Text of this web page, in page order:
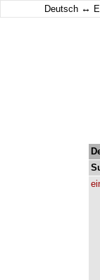
Deutsch ↔